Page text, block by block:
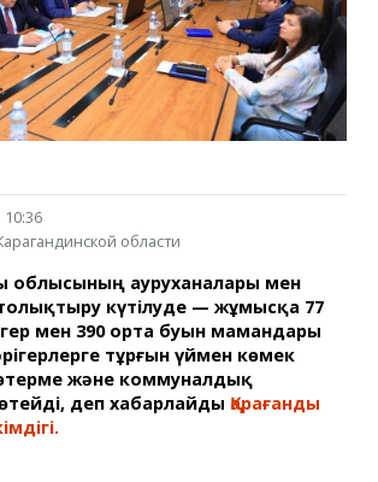
10:36
области
облысының ауруханалары мен
күтілуде — жұмысқа 77
мен 390 орта буын мамандары
тұрғын үймен көмек
және коммуналдық
деп хабарлайды Қарағанды